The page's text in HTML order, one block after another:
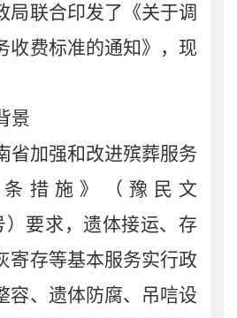
局联合印发了《关于调
收费标准的通知》，现
景
省加强和改进殡葬服务
措施》（豫民文
）要求，遗体接运、存
寄存等基本服务实行政
容、遗体防腐、吊唁设